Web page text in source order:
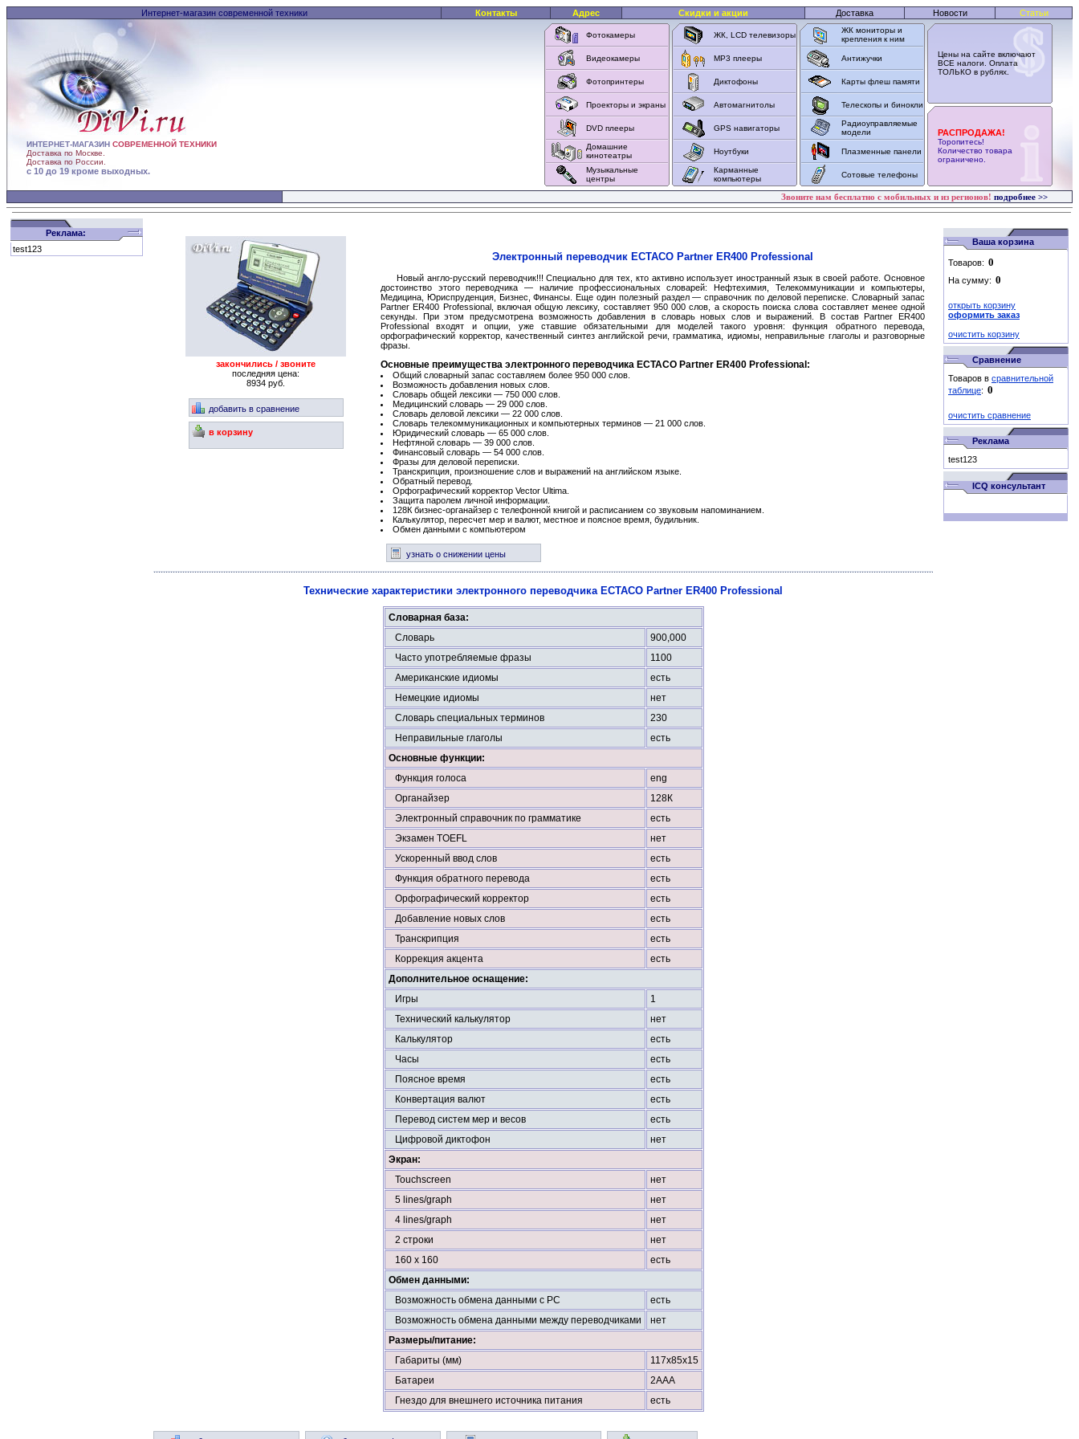
Интернет-магазин современной техники Контакты Адрес Скидки и акции Доставка Новости Статьи
ИНТЕРНЕТ-МАГАЗИН СОВРЕМЕННОЙ ТЕХНИКИ
Доставка по Москве.
Доставка по России.
с 10 до 19 кроме выходных.
Фотокамеры
Видеокамеры
Фотопринтеры
Проекторы и экраны
DVD плееры
Домашние
кинотеатры
Музыкальные
центры
ЖК, LCD телевизоры
MP3 плееры
Диктофоны
Автомагнитолы
GPS навигаторы
Ноутбуки
Карманные
компьютеры
ЖК мониторы и
крепления к ним
Антижучки
Карты флеш памяти
Телескопы и бинокли
Радиоуправляемые
модели
Плазменные панели
Сотовые телефоны
Цены на сайте включают
ВСЕ налоги. Оплата
ТОЛЬКО в рублях.
РАСПРОДАЖА!
Торопитесь!
Количество товара
ограничено.
Звоните нам бесплатно с мобильных и из регионов! подробнее >>
Реклама:
test123
закончились / звоните
последняя цена:
8934 руб.
добавить в сравнение
в корзину
Электронный переводчик ECTACO Partner ER400 Professional
Новый англо-русский переводчик!!! Специально для тех, кто активно использует иностранный язык в своей работе. Основное
достоинство этого переводчика — наличие профессиональных словарей: Нефтехимия, Телекоммуникации и компьютеры,
Медицина, Юриспруденция, Бизнес, Финансы. Еще один полезный раздел — справочник по деловой переписке. Словарный запас
Partner ER400 Professional, включая общую лексику, составляет 950 000 слов, а скорость поиска слова составляет менее одной
секунды. При этом предусмотрена возможность добавления в словарь новых слов и выражений. В состав Partner ER400
Professional входят и опции, уже ставшие обязательными для моделей такого уровня: функция обратного перевода,
орфографический корректор, качественный синтез английской речи, грамматика, идиомы, неправильные глаголы и разговорные
фразы.
Основные преимущества электронного переводчика ECTACO Partner ER400 Professional:
Общий словарный запас составляем более 950 000 слов.
Возможность добавления новых слов.
Словарь общей лексики — 750 000 слов.
Медицинский словарь — 29 000 слов.
Словарь деловой лексики — 22 000 слов.
Словарь телекоммуникационных и компьютерных терминов — 21 000 слов.
Юридический словарь — 65 000 слов.
Нефтяной словарь — 39 000 слов.
Финансовый словарь — 54 000 слов.
Фразы для деловой переписки.
Транскрипция, произношение слов и выражений на английском языке.
Обратный перевод.
Орфографический корректор Vector Ultima.
Защита паролем личной информации.
128К бизнес-органайзер с телефонной книгой и расписанием со звуковым напоминанием.
Калькулятор, пересчет мер и валют, местное и поясное время, будильник.
Обмен данными с компьютером
узнать о снижении цены
Технические характеристики электронного переводчика ECTACO Partner ER400 Professional
Словарная база:
Словарь
900,000
Часто употребляемые фразы
1100
Американские идиомы
есть
Немецкие идиомы
нет
Словарь специальных терминов
230
Неправильные глаголы
есть
Основные функции:
Функция голоса
eng
Органайзер
128К
Электронный справочник по грамматике
есть
Экзамен TOEFL
нет
Ускоренный ввод слов
есть
Функция обратного перевода
есть
Орфографический корректор
есть
Добавление новых слов
есть
Транскрипция
есть
Коррекция акцента
есть
Дополнительное оснащение:
Игры
1
Технический калькулятор
нет
Калькулятор
есть
Часы
есть
Поясное время
есть
Конвертация валют
есть
Перевод систем мер и весов
есть
Цифровой диктофон
нет
Экран:
Touchscreen
нет
5 lines/graph
нет
4 lines/graph
нет
2 строки
нет
160 х 160
есть
Обмен данными:
Возможность обмена данными с PC
есть
Возможность обмена данными между переводчиками
нет
Размеры/питание:
Габариты (мм)
117х85х15
Батареи
2ААА
Гнездо для внешнего источника питания
есть
Ваша корзина
Товаров:
На сумму:
открыть корзину
оформить заказ
очистить корзину
Сравнение
Товаров в сравнительной
таблице:
очистить сравнение
Реклама
test123
ICQ консультант